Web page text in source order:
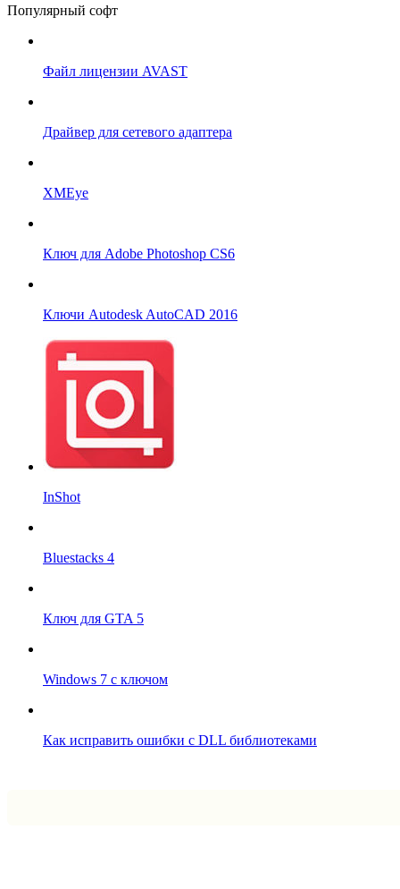
Популярный софт
Файл лицензии AVAST
Драйвер для сетевого адаптера
XMEye
Ключ для Adobe Photoshop CS6
Ключи Autodesk AutoCAD 2016
InShot
Bluestacks 4
Ключ для GTA 5
Windows 7 с ключом
Как исправить ошибки с DLL библиотеками